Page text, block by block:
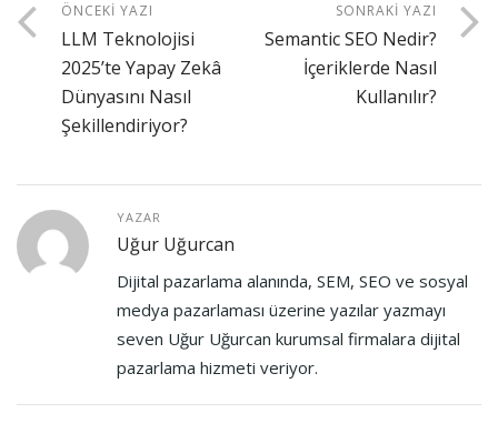
ÖNCEKI YAZI
LLM Teknolojisi
2025’te Yapay Zekâ
Dünyasını Nasıl
Şekillendiriyor?
SONRAKI YAZI
Semantic SEO Nedir?
İçeriklerde Nasıl
Kullanılır?
YAZAR
Uğur Uğurcan
Dijital pazarlama alanında, SEM, SEO ve sosyal
medya pazarlaması üzerine yazılar yazmayı
seven Uğur Uğurcan kurumsal firmalara dijital
pazarlama hizmeti veriyor.